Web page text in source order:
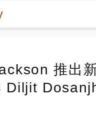
推出
Diljit